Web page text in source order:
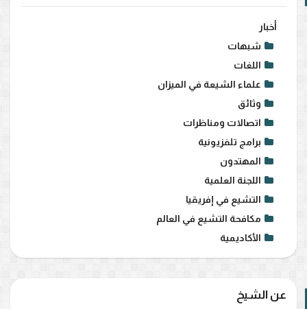
أخبار
شبهات
اللغات
علماء الشيعة في الميزان
وثائق
اتصالات ومناظرات
برامج تلفزيونية
المهتدون
اللجنة العلمية
التشيع في إفريقيا
مكافحة التشيع في العالم
الأكاديمية
عن الشيخ